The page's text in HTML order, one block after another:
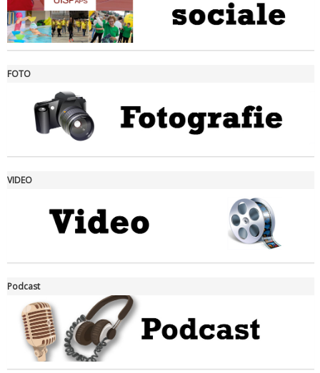
Ddl Lobby, Uisp: “Il Parlamento valorizzi le nostre specificità"
FOTO
VIDEO
Podcast